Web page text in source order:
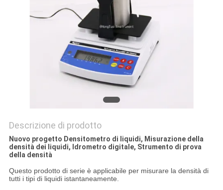
Descrizione di prodotto
Nuovo progetto Densitometro di liquidi, Misurazione della
densità dei liquidi, Idrometro digitale, Strumento di prova
della densità
Questo prodotto di serie è applicabile per misurare la densità di
tutti i tipi di liquidi istantaneamente.